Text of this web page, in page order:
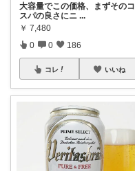
大容量でこの価格、まずそのコ
スパの良さにニ ...
￥ 7,480
0 0 186
コレ いいね